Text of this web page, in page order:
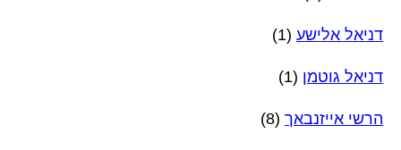
דניאל אלישע (1)
דניאל גוטמן (1)
הרשי אייזנבאך (8)